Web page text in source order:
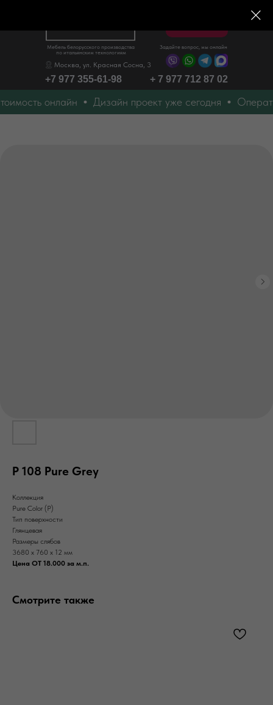
Мебель белорусского производства
по итальянским технологиям
+7 977 355-61-98
Задайте вопрос, мы онлайн
Москва, ул. Красная Сосна, 3
+ 7 977 712 87 02
онлайн Дизайн проект уже сегодня
P 108 Pure Grey
Коллекция
Pure Color (P)
Тип поверхности
Глянцевая
Размеры слябов
3680 x 760 x 12 мм
Цена ОТ 18.000 за м.п.
Смотрите также